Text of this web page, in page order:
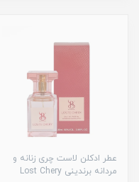
عطر ادکلن لاست چری زنانه و
مردانه برندینی Lost Chery